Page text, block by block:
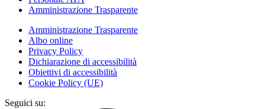
Amministrazione Trasparente
Amministrazione Trasparente
Albo online
Privacy Policy
Dichiarazione di accessibilità
Obiettivi di accessibilità
Cookie Policy (UE)
Seguici su: